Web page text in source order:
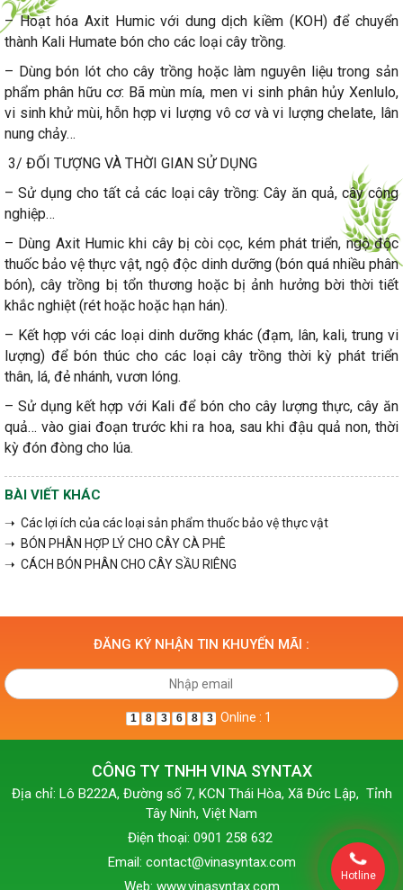
– Hoạt hóa Axit Humic với dung dịch kiềm (KOH) để chuyển
thành Kali Humate bón cho các loại cây trồng.
– Dùng bón lót cho cây trồng hoặc làm nguyên liệu trong sản
phẩm phân hữu cơ: Bã mùn mía, men vi sinh phân hủy Xenlulo,
vi sinh khử mùi, hỗn hợp vi lượng vô cơ và vi lượng chelate, lân
nung chảy…
3/ ĐỐI TƯỢNG VÀ THỜI GIAN SỬ DỤNG
– Sử dụng cho tất cả các loại cây trồng: Cây ăn quả, cây công
nghiệp…
– Dùng Axit Humic khi cây bị còi cọc, kém phát triển, ngộ độc
thuốc bảo vệ thực vật, ngộ độc dinh dưỡng (bón quá nhiều phân
bón), cây trồng bị tổn thương hoặc bị ảnh hưởng bời thời tiết
khắc nghiệt (rét hoặc hoặc hạn hán).
– Kết hợp với các loại dinh dưỡng khác (đạm, lân, kali, trung vi
lượng) để bón thúc cho các loại cây trồng thời kỳ phát triển
thân, lá, đẻ nhánh, vươn lóng.
– Sử dụng kết hợp với Kali để bón cho cây lượng thực, cây ăn
quả… vào giai đoạn trước khi ra hoa, sau khi đậu quả non, thời
kỳ đón đòng cho lúa.
BÀI VIẾT KHÁC
➝ Các lợi ích của các loại sản phẩm thuốc bảo vệ thực vật
➝ BÓN PHÂN HỢP LÝ CHO CÂY CÀ PHÊ
➝ CÁCH BÓN PHÂN CHO CÂY SẦU RIÊNG
ĐĂNG KÝ NHẬN TIN KHUYẾN MÃI :
1 8 3 6 8 3 Online : 1
CÔNG TY TNHH VINA SYNTAX
Địa chỉ: Lô B222A, Đường số 7, KCN Thái Hòa, Xã Đức Lập, Tỉnh
Tây Ninh, Việt Nam
Điện thoại: 0901 258 632
Email: contact@vinasyntax.com
Web: www.vinasyntax.com
Hotline